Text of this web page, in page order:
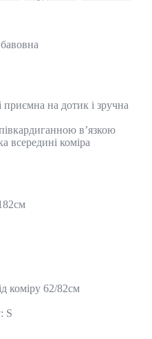
приємна на дотик і зручна
в’язкою
всередині коміра
коміру 62/82см
S